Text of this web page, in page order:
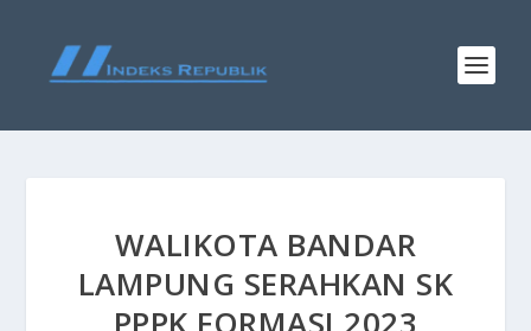
WALIKOTA BANDAR
LAMPUNG SERAHKAN SK